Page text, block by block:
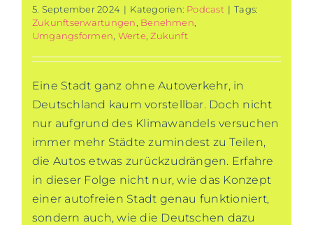
5. September 2024 | Kategorien: Podcast | Tags:
Zukunftserwartungen Benehmen
Umgangsformen Werte ,Zukunft
Eine Stadt ganz ohne Autoverkehr, in
Deutschland kaum vorstellbar. Doch nicht
nur aufgrund des Klimawandels versuchen
immer mehr Städte zumindest zu Teilen,
die Autos etwas zurückzudrängen. Erfahre
in dieser Folge nicht nur, wie das Konzept
einer autofreien Stadt genau funktioniert,
sondern auch, wie die Deutschen dazu